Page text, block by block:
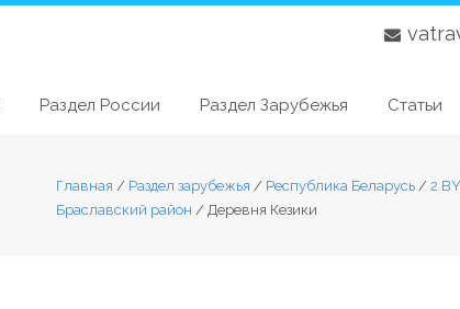
Раздел России Раздел Зарубежья Статьи
Главная / Раздел зарубежья / Республика Беларусь / 2
Браславский район / Деревня Кезики